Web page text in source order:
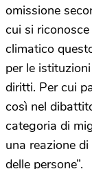
omissione
cui si
climatico
per le
diritti. Per cui
così nel
categoria di
una reazione
delle persone”.